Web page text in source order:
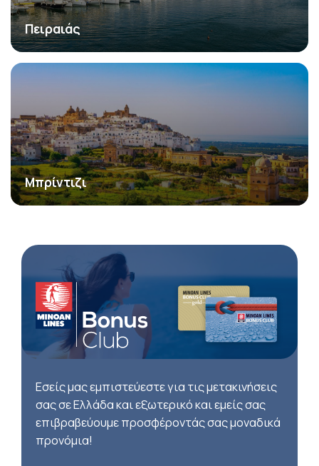
Πειραιάς
Μπρίντιζι
Εσείς μας εμπιστεύεστε για τις μετακινήσεις
σας σε Ελλάδα και εξωτερικό και εμείς σας
επιβραβεύουμε προσφέροντάς σας μοναδικά
προνόμια!